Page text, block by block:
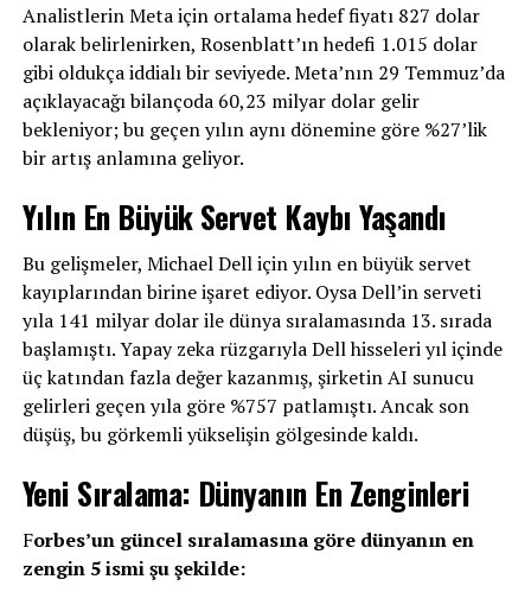
Analistlerin Meta için ortalama hedef fiyatı 827 dolar
olarak belirlenirken, Rosenblatt’ın hedefi 1.015 dolar
gibi oldukça iddialı bir seviyede. Meta’nın 29 Temmuz’da
açıklayacağı bilançoda 60,23 milyar dolar gelir
bekleniyor; bu geçen yılın aynı dönemine göre %27’lik
bir artış anlamına geliyor.
Yılın En Büyük Servet Kaybı Yaşandı
Bu gelişmeler, Michael Dell için yılın en büyük servet
kayıplarından birine işaret ediyor. Oysa Dell’in serveti
yıla 141 milyar dolar ile dünya sıralamasında 13. sırada
başlamıştı. Yapay zeka rüzgarıyla Dell hisseleri yıl içinde
üç katından fazla değer kazanmış, şirketin AI sunucu
gelirleri geçen yıla göre %757 patlamıştı. Ancak son
düşüş, bu görkemli yükselişin gölgesinde kaldı.
Yeni Sıralama: Dünyanın En Zenginleri
Forbes’un güncel sıralamasına göre dünyanın en
zengin 5 ismi şu şekilde: